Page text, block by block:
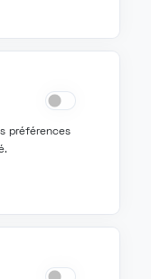
préférences